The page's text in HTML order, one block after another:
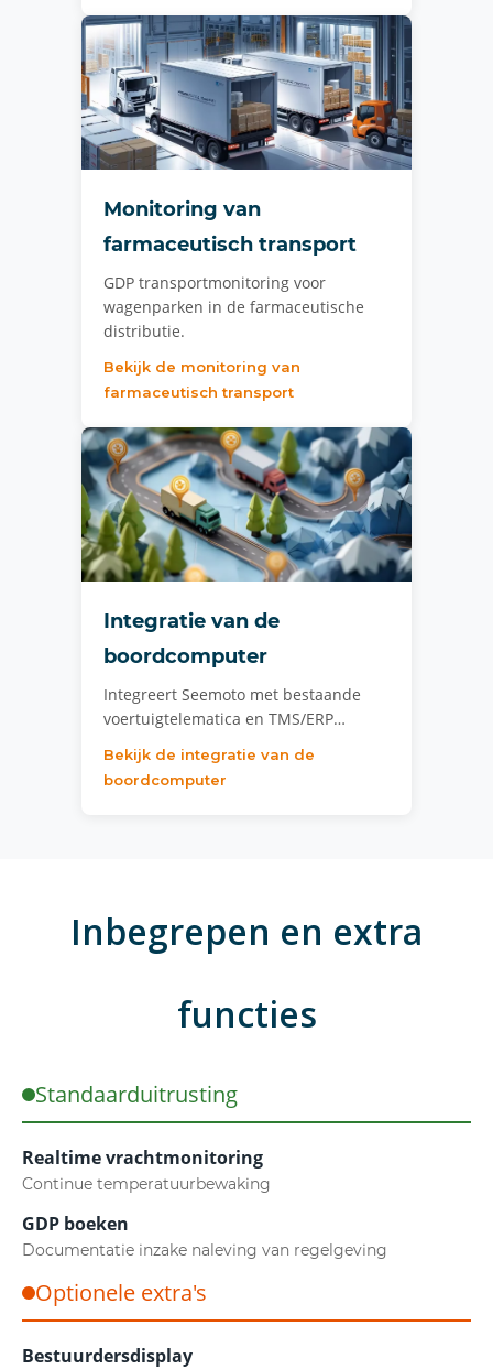
Monitoring van
farmaceutisch transport
GDP transportmonitoring voor
wagenparken in de farmaceutische
distributie.
Bekijk de monitoring van
farmaceutisch transport
Integratie van de
boordcomputer
Integreert Seemoto met bestaande
voertuigtelematica en TMS/ERP…
Bekijk de integratie van de
boordcomputer
Inbegrepen en extra
functies
Standaarduitrusting
Realtime vrachtmonitoring
Continue temperatuurbewaking
GDP boeken
Documentatie inzake naleving van regelgeving
Optionele extra's
Bestuurdersdisplay